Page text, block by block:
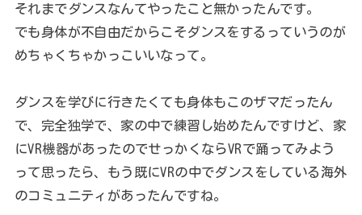
それまでダンスなんてやったこと無かったんです。
でも身体が不自由だからこそダンスをするっていうのが
めちゃくちゃかっこいいなって。
ダンスを学びに行きたくても身体もこのザマだったん
で、完全独学で、家の中で練習し始めたんですけど、家
にVR機器があったのでせっかくならVRで踊ってみよう
って思ったら、もう既にVRの中でダンスをしている海外
のコミュニティがあったんですね。